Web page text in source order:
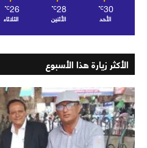
30
℃
الأحد
28
℃
الأثنين
26
℃
الثلاثاء
الأكثر زيارة هذا الأسبوع